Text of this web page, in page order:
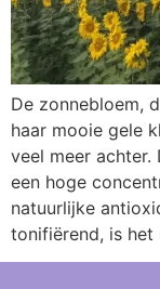
De zonnebloem,
haar mooie gele
veel meer achter.
een hoge
natuurlijke
tonifiërend, is het